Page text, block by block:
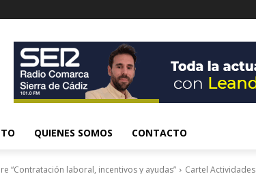
QUIENES SOMOS CONTACTO
“Contratación laboral, incentivos y ayudas” Cartel Actividades